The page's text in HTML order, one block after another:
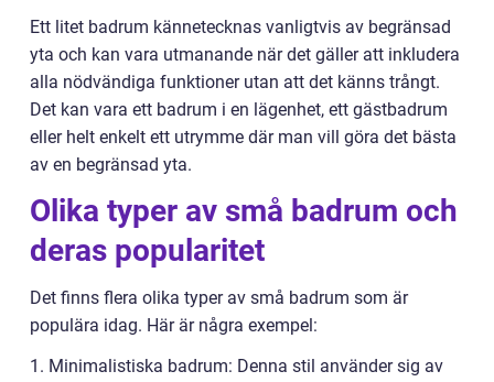
Ett litet badrum kännetecknas vanligtvis av begränsad
yta och kan vara utmanande när det gäller att inkludera
alla nödvändiga funktioner utan att det känns trångt.
Det kan vara ett badrum i en lägenhet, ett gästbadrum
eller helt enkelt ett utrymme där man vill göra det bästa
av en begränsad yta.
Olika typer av små badrum och
deras popularitet
Det finns flera olika typer av små badrum som är
populära idag. Här är några exempel:
1. Minimalistiska badrum: Denna stil använder sig av